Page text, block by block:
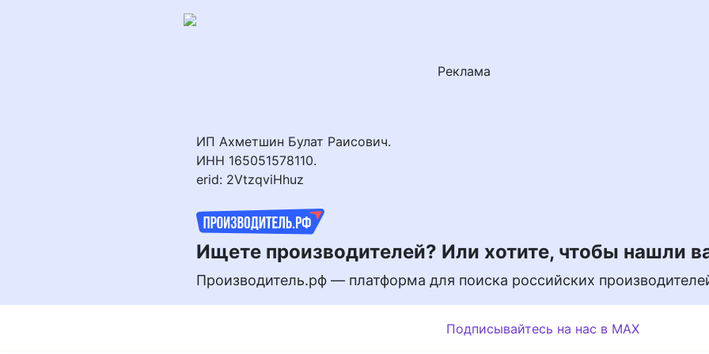
Реклама
ИП Ахметшин Булат Раисович.
ИНН 165051578110.
erid: 2VtzqviHhuz
Ищете производителей? Или хотите, чтобы нашли
Производитель.рф — платформа для поиска российских
Подписывайтесь на нас в MAX